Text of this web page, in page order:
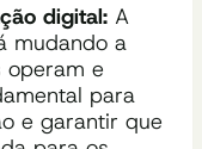
digital: A
mudando a
operam e
para
e garantir que